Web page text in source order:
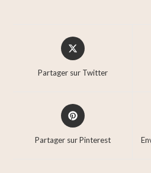
Partager sur Twitter
Partager sur Pinterest